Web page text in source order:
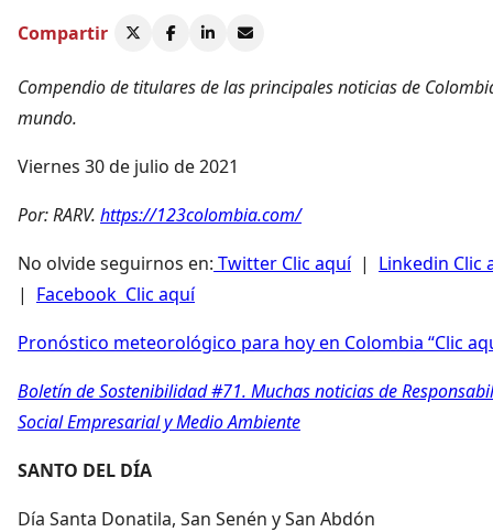
Compartir
Compendio de titulares de las principales noticias de
mundo.
Viernes 30 de julio de 2021
Por: RARV. https://123colombia.com/
No olvide seguirnos en: Twitter Clic aquí| Linkedin Clic
| Facebook Clic aquí
Pronóstico meteorológico para hoy en Colombia “Clic
Boletín de Sostenibilidad #71. Muchas noticias de
Social Empresarial y Medio Ambiente
SANTO DEL DÍA
Día Santa Donatila, San Senén y San Abdón